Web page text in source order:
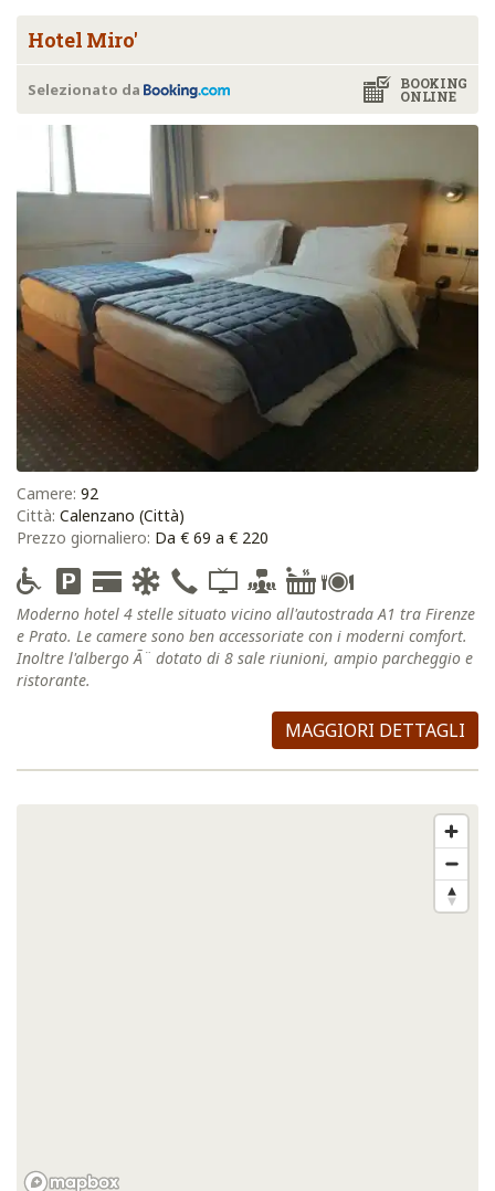
Hotel Miro'
BOOKING
ONLINE
Selezionato da
Camere: 92
Città: Calenzano (Città)
Prezzo giornaliero: Da € 69 a € 220
Moderno hotel 4 stelle situato vicino all'autostrada A1 tra Firenze
e Prato. Le camere sono ben accessoriate con i moderni comfort.
Inoltre l'albergo Ã¨ dotato di 8 sale riunioni, ampio parcheggio e
ristorante.
MAGGIORI DETTAGLI